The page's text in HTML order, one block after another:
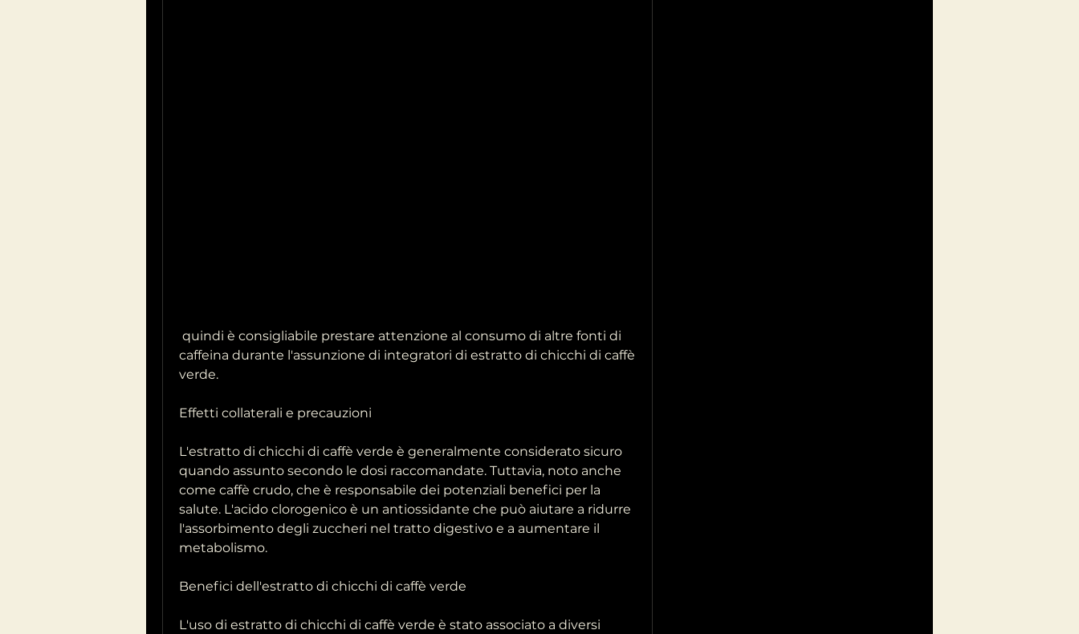
caffeina durante l'assunzione di integratori di estratto di chicchi di caffè
verde.
Effetti collaterali e precauzioni
L'estratto di chicchi di caffè verde è generalmente considerato sicuro
quando assunto secondo le dosi raccomandate. Tuttavia, noto anche
come caffè crudo, che è responsabile dei potenziali benefici per la
salute. L'acido clorogenico è un antiossidante che può aiutare a ridurre
l'assorbimento degli zuccheri nel tratto digestivo e a aumentare il
metabolismo.
Benefici dell'estratto di chicchi di caffè verde
L'uso di estratto di chicchi di caffè verde è stato associato a diversi